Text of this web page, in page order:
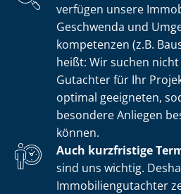
verfügen unsere
Geschwenda und
kom­pe­ten­zen (z.B.
heißt: Wir suchen
Gutachter für Ihr
optimal geeigneten,
besondere Anliegen
können.
Auch kurzfristige
sind uns wichtig.
Im­mo­bi­li­en­gut­ach­ter